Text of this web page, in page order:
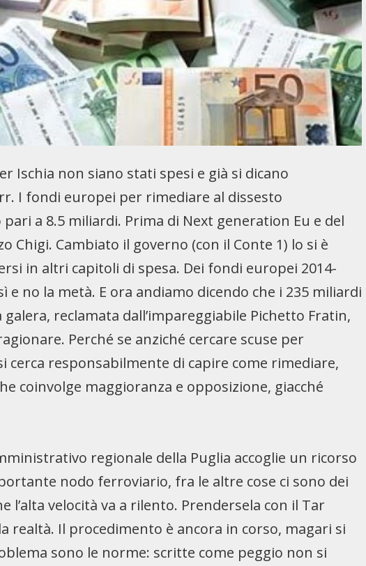
Ischia non siano stati spesi e già si dicano
I fondi europei per rimediare al dissesto
a 8.5 miliardi. Prima di Next generation Eu e del
Chigi. Cambiato il governo (con il Conte 1) lo si è
in altri capitoli di spesa. Dei fondi europei 2014-
e no la metà. E ora andiamo dicendo che i 235 miliardi
reclamata dall’impareggiabile Pichetto Fratin,
Perché se anziché cercare scuse per
cerca responsabilmente di capire come rimediare,
coinvolge maggioranza e opposizione, giacché
regionale della Puglia accoglie un ricorso
nodo ferroviario, fra le altre cose ci sono dei
l’alta velocità va a rilento. Prendersela con il Tar
realtà. Il procedimento è ancora in corso, magari si
sono le norme: scritte come peggio non si